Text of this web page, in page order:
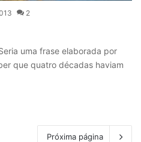
2
uma frase elaborada por
que quatro décadas haviam
Próxima página